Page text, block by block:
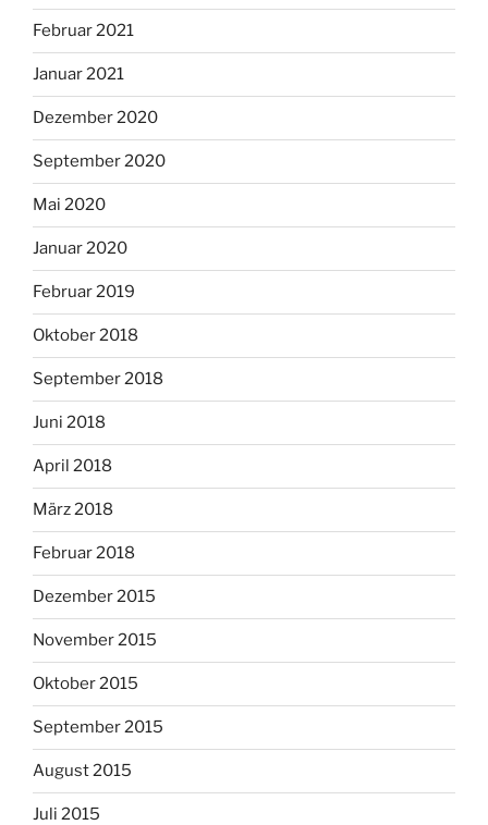
Februar 2021
Januar 2021
Dezember 2020
September 2020
Mai 2020
Januar 2020
Februar 2019
Oktober 2018
September 2018
Juni 2018
April 2018
März 2018
Februar 2018
Dezember 2015
November 2015
Oktober 2015
September 2015
August 2015
Juli 2015